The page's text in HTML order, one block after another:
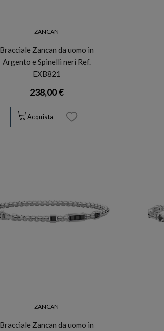
ZANCAN
Bracciale Zancan da uomo in
Argento e Spinelli neri Ref.
EXB821
238,00 €
Acquista
ZANCAN
Bracciale Zancan da uomo in